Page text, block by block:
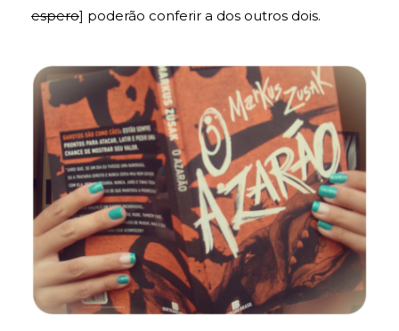
espero] poderão conferir a dos outros dois.